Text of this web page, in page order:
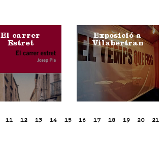
El carrer
Estret
Exposició a
Vilabertran
11 12 13 14 15 16 17 18 19 20 21